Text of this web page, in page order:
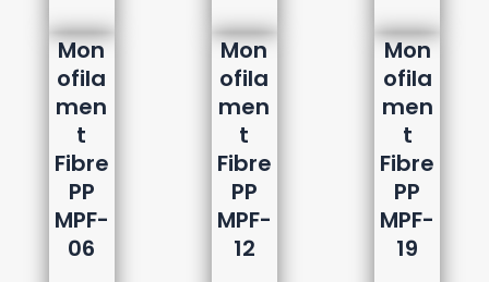
Mon
ofila
men
t
Fibre
PP
MPF-
06
Mon
ofila
men
t
Fibre
PP
MPF-
12
Mon
ofila
men
t
Fibre
PP
MPF-
19